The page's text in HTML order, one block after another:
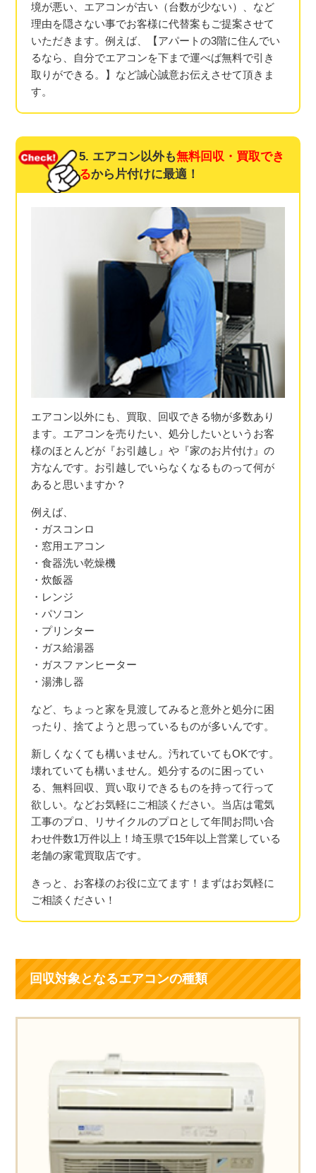
境が悪い、エアコンが古い（台数が少ない）、など
理由を隠さない事でお客様に代替案もご提案させて
いただきます。例えば、【アパートの3階に住んでい
るなら、自分でエアコンを下まで運べば無料で引き
取りができる。】など誠心誠意お伝えさせて頂きま
す。
5. エアコン以外も無料回収・買取でき
るから片付けに最適！
エアコン以外にも、買取、回収できる物が多数あり
ます。エアコンを売りたい、処分したいというお客
様のほとんどが『お引越し』や『家のお片付け』の
方なんです。お引越しでいらなくなるものって何が
あると思いますか？
例えば、
・ガスコンロ
・窓用エアコン
・食器洗い乾燥機
・炊飯器
・レンジ
・パソコン
・プリンター
・ガス給湯器
・ガスファンヒーター
・湯沸し器
など、ちょっと家を見渡してみると意外と処分に困
ったり、捨てようと思っているものが多いんです。
新しくなくても構いません。汚れていてもOKです。
壊れていても構いません。処分するのに困ってい
る、無料回収、買い取りできるものを持って行って
欲しい。などお気軽にご相談ください。当店は電気
工事のプロ、リサイクルのプロとして年間お問い合
わせ件数1万件以上！埼玉県で15年以上営業している
老舗の家電買取店です。
きっと、お客様のお役に立てます！まずはお気軽に
ご相談ください！
回収対象となるエアコンの種類